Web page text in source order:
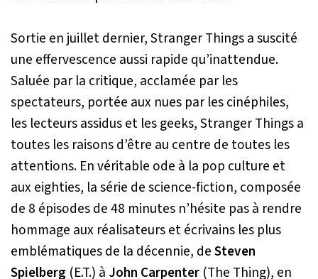
Sortie en juillet dernier,Stranger Thingsa suscité
une effervescence aussi rapide qu’inattendue.
Saluée par la critique, acclamée par les
spectateurs, portée aux nues par les cinéphiles,
les lecteurs assidus et les geeks,Stranger Thingsa
toutes les raisons d’être au centre de toutes les
attentions. En véritable ode à la pop culture et
aux eighties, la série de science-fiction, composée
de 8 épisodes de 48 minutes n’hésite pas à rendre
hommage aux réalisateurs et écrivains les plus
emblématiques de la décennie, deSteven
Spielberg (E.T.) à John Carpenter (The Thing), en